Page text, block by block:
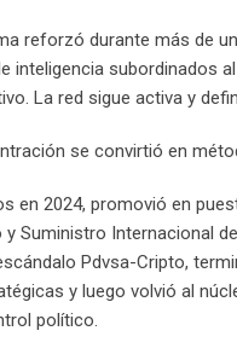
reforzó durante más de
subordinados
La red sigue activa y
se convirtió en
en 2024, promovió en
Suministro Internacional
Pdvsa-Cripto,
y luego volvió al
político.